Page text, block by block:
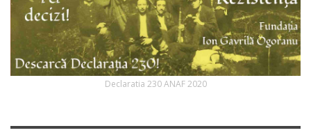
Declaratia 230 ANAF 2020